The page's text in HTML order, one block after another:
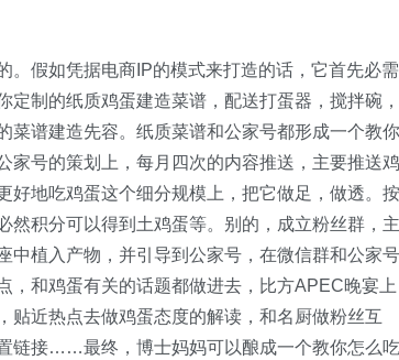
。假如凭据电商IP的模式来打造的话，它首先必需
制的纸质鸡蛋建造菜谱，配送打蛋器，搅拌碗，
菜谱建造先容。纸质菜谱和公家号都形成一个教你
家号的策划上，每月四次的内容推送，主要推送鸡
好地吃鸡蛋这个细分规模上，把它做足，做透。按
然积分可以得到土鸡蛋等。别的，成立粉丝群，主
中植入产物，并引导到公家号，在微信群和公家号
，和鸡蛋有关的话题都做进去，比方APEC晚宴上
贴近热点去做鸡蛋态度的解读，和名厨做粉丝互
链接……最终，博士妈妈可以酿成一个教你怎么吃